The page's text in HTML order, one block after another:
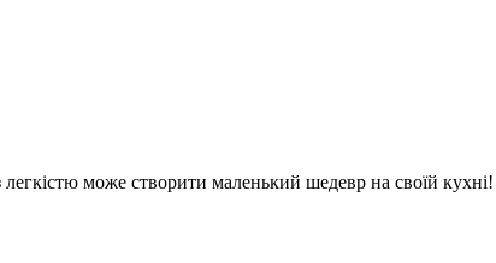
може створити маленький шедевр на своїй кухні!